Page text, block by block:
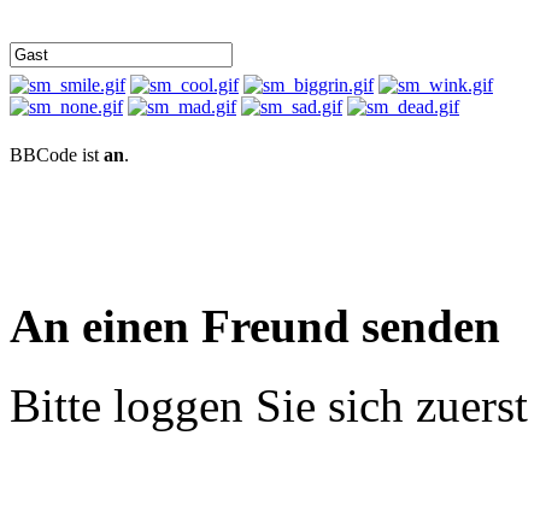
BBCode ist an.
An einen Freund senden
Bitte loggen Sie sich